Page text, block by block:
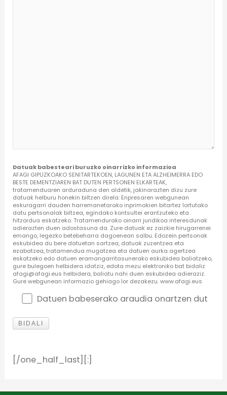
Datuak babesteari buruzko oinarrizko informazioa
AFAGI GIPUZKOAKO SENITARTEKOEN, LAGUNEN ETA ALZHEIMERRA EDO
BESTE DEMENTZIAREN BAT DUTEN PERTSONEN ELKARTEAK,
tratamenduaren arduraduna den aldetik, jakinarazten dizu zure
datuak helburu honekin biltzen direla: Enpresaren webgunean
eskuragarri dauden harremanetarako inprimakien bitartez lortutako
datu pertsonalak biltzea, egindako kontsultei erantzuteko eta
hitzordua eskatzeko. Tratamendurako oinarri juridikoa interesdunak
adierazten duen adostasuna da. Zure datuak ez zaizkie hirugarrenei
emango, legezko betebeharra dagoenean salbu. Edozein pertsonak
eskubidea du bere datuetan sartzea, datuak zuzentzea eta
ezabatzea, tratamendua mugatzea eta datuen aurka agertzea
eskatzeko edo datuen eramangarritasunerako eskubidea baliatzeko,
gure bulegoen helbidera idatziz, edota mezu elektroniko bat bidaliz
afagi@afagi.eus helbidera, baliatu nahi duen eskubidea adieraziz.
Gure webgunean informazio gehiago lor dezakezu. www.afagi.eus
Datuen babeserako araudia onartzen dut
[/one_half_last][:]